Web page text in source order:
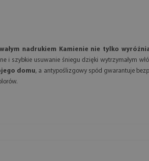
nadrukiem Kamienie nie tylko
i szybkie usuwanie śniegu dzięki wytrzymałym
domu, a antypoślizgowy spód gwarantuje